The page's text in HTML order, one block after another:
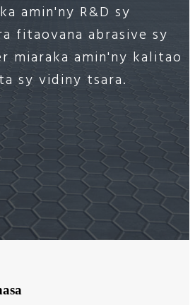
amin'ny R&D sy
fitaovana abrasive sy
miaraka amin'ny kalitao
sy vidiny tsara.